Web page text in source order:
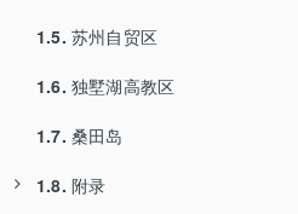
1.4.1.环金鸡湖
1.4.1.1.历史概况
1.4.1.2.
1.4.1.3.
1.4.2.环独墅湖
1.5. 苏州自贸区
1.6. 独墅湖高教区
1.7. 桑田岛
1.8. 附录